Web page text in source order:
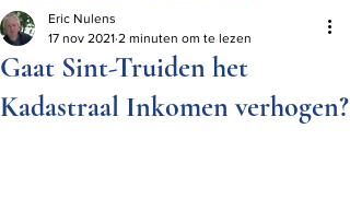
Gaat Sint-Truiden het
Kadastraal Inkomen verhogen?
Eric Nulens
17 nov 2021 2 minuten om te lezen